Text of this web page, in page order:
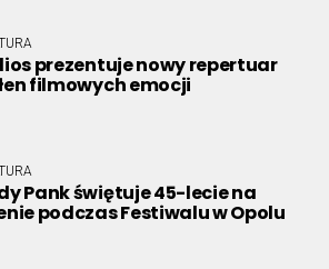
prezentuje nowy repertuar
filmowych emocji
Pank świętuje 45-lecie na
podczas Festiwalu w Opolu